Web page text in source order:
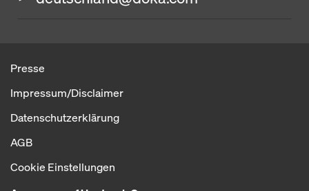
Presse
Impressum/Disclaimer
Datenschutzerklärung
AGB
Cookie Einstellungen